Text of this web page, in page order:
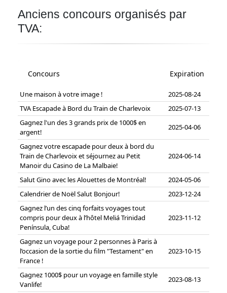
Anciens concours organisés par
TVA:
Concours Expiration
Une maison à votre image !
2025-08-24
TVA Escapade à Bord du Train de Charlevoix
2025-07-13
Gagnez l'un des 3 grands prix de 1000$ en
argent!
2025-04-06
Gagnez votre escapade pour deux à bord du
Train de Charlevoix et séjournez au Petit
Manoir du Casino de La Malbaie!
2024-06-14
Salut Gino avec les Alouettes de Montréal!
2024-05-06
Calendrier de Noël Salut Bonjour!
2023-12-24
Gagnez l’un des cinq forfaits voyages tout
compris pour deux à l’hôtel Meliá Trinidad
Península, Cuba!
2023-11-12
Gagnez un voyage pour 2 personnes à Paris à
l’occasion de la sortie du film "Testament" en
France !
2023-10-15
Gagnez 1000$ pour un voyage en famille style
Vanlife!
2023-08-13